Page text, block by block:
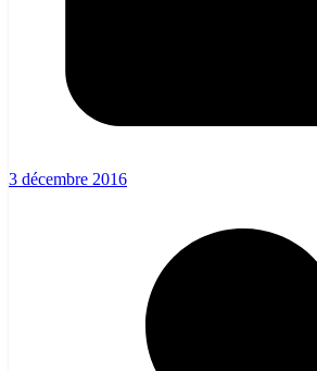
3 décembre 2016